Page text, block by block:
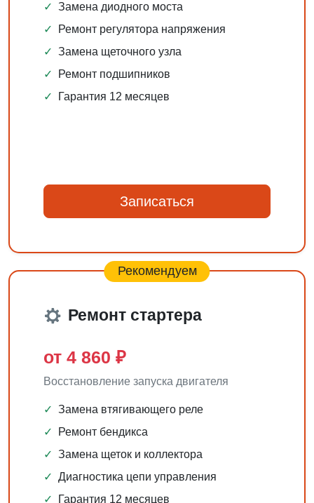
✓ Замена диодного моста
✓
Ремонт регулятора напряжения
✓ Замена щеточного узла
✓
Ремонт подшипников
✓
Гарантия 12 месяцев
Записаться
Рекомендуем
Ремонт стартера
от 4 860 ₽
Восстановление запуска двигателя
✓ Замена втягивающего реле
✓
Ремонт бендикса
✓ Замена щеток и коллектора
✓ Диагностика цепи управления
✓
Гарантия 12 месяцев